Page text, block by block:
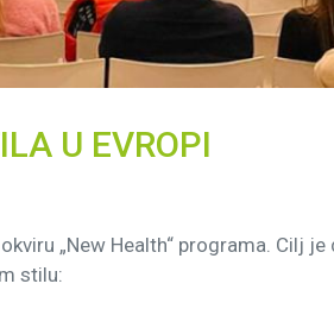
U EVROPI
„New Health“ programa. Cilj je
stilu: